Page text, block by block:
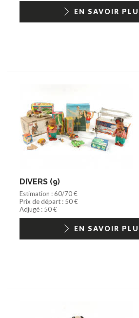
EN SAVOIR
DIVERS (9)
Estimation : 60/70 €
Prix de départ : 50 €
Adjugé : 50 €
EN SAVOIR